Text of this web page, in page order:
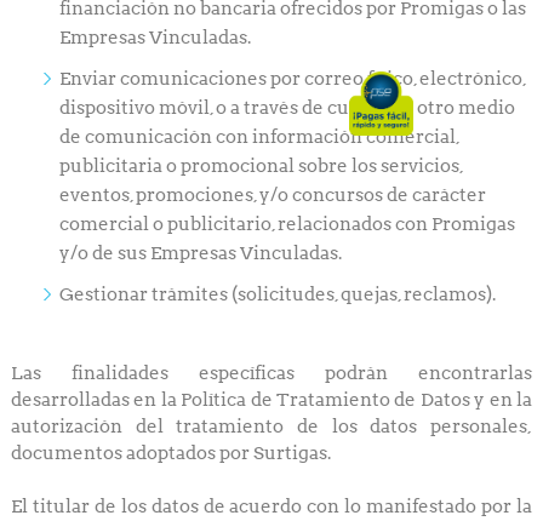
financiación no bancaria ofrecidos por Promigas o las
Empresas Vinculadas.
Enviar comunicaciones por correo físico, electrónico,
dispositivo móvil, o a través de cualquier otro medio
de comunicación con información comercial,
publicitaria o promocional sobre los servicios,
eventos, promociones, y/o concursos de carácter
comercial o publicitario, relacionados con Promigas
y/o de sus Empresas Vinculadas.
Gestionar trámites (solicitudes, quejas, reclamos).
Las finalidades específicas podrán encontrarlas
desarrolladas en la Política de Tratamiento de Datos y en la
autorización del tratamiento de los datos personales,
documentos adoptados por Surtigas.
El titular de los datos de acuerdo con lo manifestado por la